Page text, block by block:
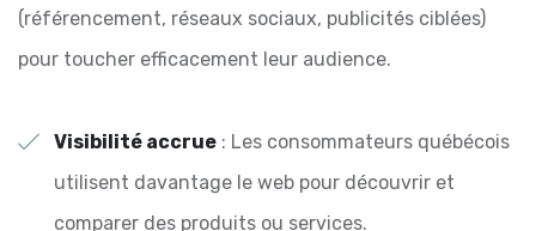
(référencement, réseaux sociaux, publicités ciblées)
pour toucher efficacement leur audience.
Visibilité accrue : Les consommateurs québécois
utilisent davantage le web pour découvrir et
comparer des produits ou services.